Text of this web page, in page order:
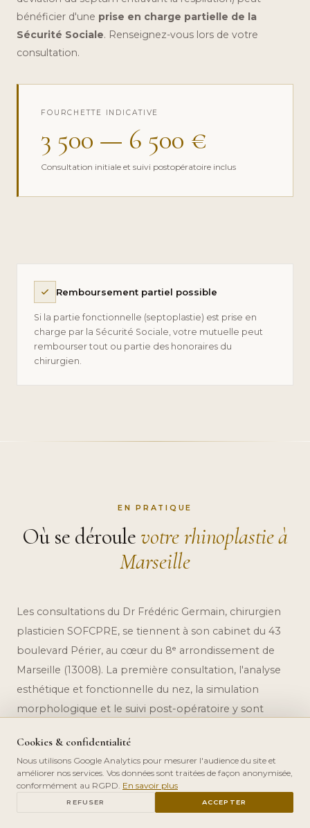
bénéficier d'une prise en charge partielle de la
Sécurité Sociale. Renseignez-vous lors de votre
consultation.
FOURCHETTE INDICATIVE
3 500 — 6 500 €
Consultation initiale et suivi postopératoire inclus
Remboursement partiel possible
Si la partie fonctionnelle (septoplastie) est prise en
charge par la Sécurité Sociale, votre mutuelle peut
rembourser tout ou partie des honoraires du
chirurgien.
EN PRATIQUE
Où se déroulevotre rhinoplastie à
Marseille
Les consultations du Dr Frédéric Germain, chirurgien
plasticien SOFCPRE, se tiennent à son cabinet du 43
boulevard Périer, au cœur du 8ᵉ arrondissement de
Marseille (13008). La première consultation, l'analyse
esthétique et fonctionnelle du nez, la simulation
morphologique et le suivi post-opératoire y sont
opératoire d'une clinique privée partenaire à Marseille
— Clinique Beauregard ou Clinique Phénicia selon
l'organisation, sous anesthésie générale et en
hospitalisation ambulatoire ou d'une nuit selon les cas.
PRENDRE RDV
Cookies & confidentialité
Nous utilisons Google Analytics pour mesurer l'audience du site et
améliorer nos services. Vos données sont traitées de façon anonymisée,
conformément au RGPD. En savoir plus
REFUSER ACCEPTER